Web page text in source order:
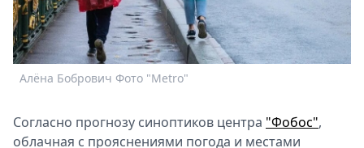
2026
Скачай
Metro
Алёна Бобрович Фото "Metro"
Согласно прогнозу синоптиков центра "Фобос",
облачная с прояснениями погода и местами